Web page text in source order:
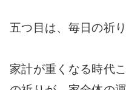
五つ目は、毎日の祈
家計が重くなる時代